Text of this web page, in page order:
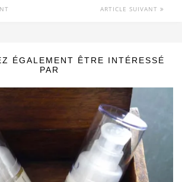
ARTICLE SUIVANT
ÉGALEMENT ÊTRE INTÉRESSÉ
PAR